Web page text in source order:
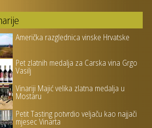
Američka razglednica vinske Hrvatske
Pet zlatnih medalja za Carska vina Grgo
Vasilj
Vinariji Majić velika zlatna medalja u
Mostaru
Petit Tasting potvrdio veljaču kao najjači
mjesec Vinarta